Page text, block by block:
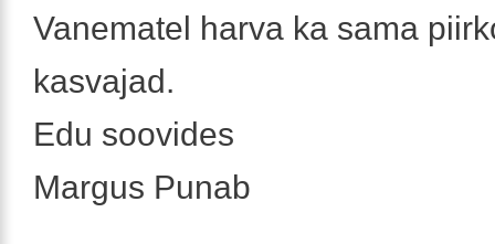
Vanematel harva ka sama
kasvajad.
Edu soovides
Margus Punab